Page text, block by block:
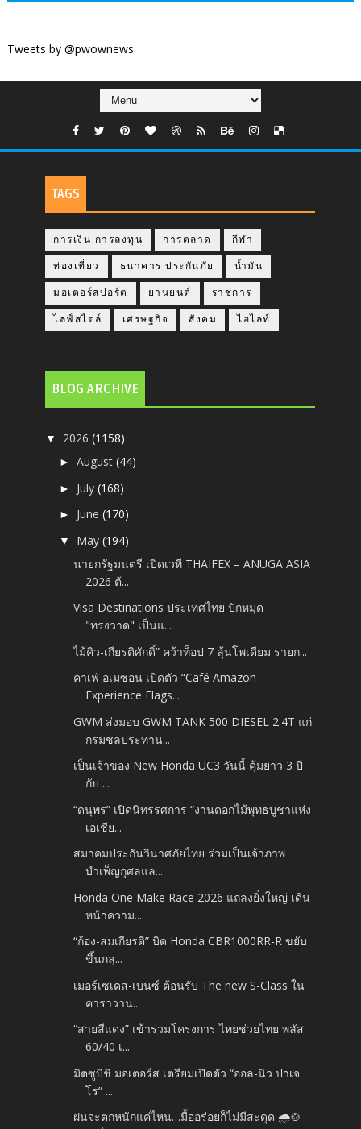
Tweets by @pwownews
TAGS
การเงิน การลงทุน การตลาด กีฬา
ท่องเที่ยว ธนาคาร ประกันภัย น้ำมัน
มอเตอร์สปอร์ต ยานยนต์ ราชการ
ไลฟ์สไตล์ เศรษฐกิจ สังคม ไฮไลท์
BLOG ARCHIVE
▼ 2026(1158)
►August(44)
► July(168)
► June(170)
▼ May(194)
นายกรัฐมนตรี เปิดเวที THAIFEX – ANUGA ASIA
2026 ต้...
Visa Destinations ประเทศไทย ปักหมุด
"ทรงวาด" เป็นแ...
ไม้คิว-เกียรติศักดิ์” คว้าท็อป 7 ลุ้นโพเดียม รายก...
คาเฟ่ อเมซอน เปิดตัว “Café Amazon
Experience Flags...
GWM ส่งมอบ GWM TANK 500 DIESEL 2.4T แก่
กรมชลประทาน...
เป็นเจ้าของ New Honda UC3 วันนี้ คุ้มยาว 3 ปี
กับ ...
“ดนุพร” เปิดนิทรรศการ “งานดอกไม้พุทธบูชาแห่ง
เอเชีย...
สมาคมประกันวินาศภัยไทย ร่วมเป็นเจ้าภาพ
บำเพ็ญกุศลแล...
Honda One Make Race 2026 แถลงยิ่งใหญ่ เดิน
หน้าความ...
“ก้อง-สมเกียรติ” บิด Honda CBR1000RR-R ขยับ
ขึ้นกลุ...
เมอร์เซเดส-เบนซ์ ต้อนรับ The new S-Class ใน
คาราวาน...
“สายสีแดง” เข้าร่วมโครงการ ไทยช่วยไทย พลัส
60/40 เ...
มิตซูบิชิ มอเตอร์ส เตรียมเปิดตัว “ออล-นิว ปาเจ
โร” ...
ฝนจะตกหนักแค่ไหน…มื้ออร่อยก็ไม่มีสะดุด 🌧️🍲